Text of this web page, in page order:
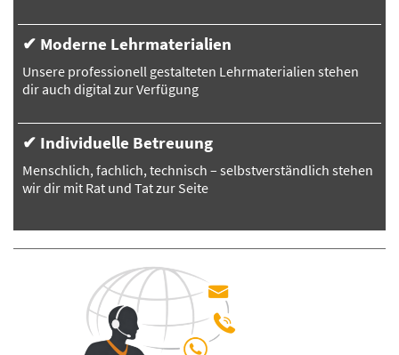
✔ Moderne Lehrmaterialien
Unsere professionell gestalteten Lehrmaterialien stehen
dir auch digital zur Verfügung
✔ Individuelle Betreuung
Menschlich, fachlich, technisch – selbstverständlich stehen
wir dir mit Rat und Tat zur Seite